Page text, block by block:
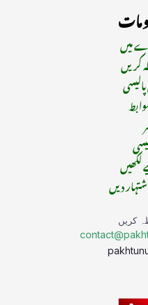
میں
کریں
دیں
کریں